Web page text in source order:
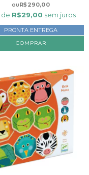
R$290,00
de R$29,00 sem juros
PRONTA ENTREGA